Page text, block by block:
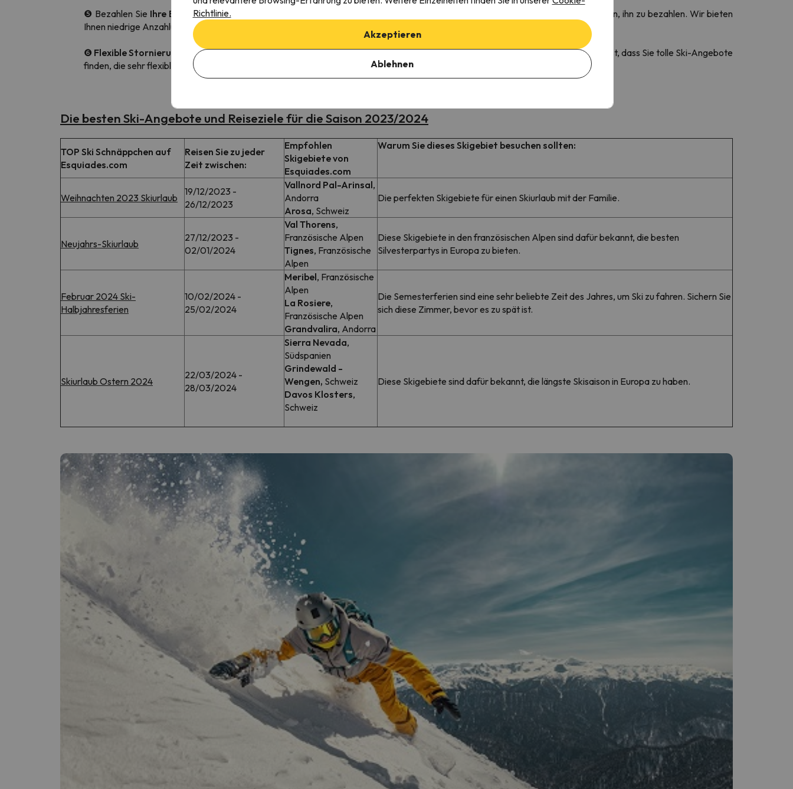
❺ Bezahlen Sie Ihre Buchung in Raten.
Ein großer Vorteil einer frühzeitigen Buchung Ihres Skiurlaubs ist, dass Sie mehr Zeit haben, ihn zu bezahlen. Wir bieten
Ihnen niedrige Anzahlungen, d.h. Sie brauchen nur eine Anzahlung von 10% zu leisten, um Ihre Buchung zu bestätigen!
❻ Flexible Stornierungsbedingungen.Wenn Sie Ihren Skiurlaub im Voraus buchen, haben Sie mehrere Möglichkeiten. Eine davon ist, dass Sie tolle Ski-Angebote
finden, die sehr flexible Stornierungsbedingungen beinhalten.
Die besten Ski-Angebote und Reiseziele für die Saison 2023/2024
TOP Ski Schnäppchen auf
Esquiades.com
Reisen Sie zu jeder
Zeit zwischen:
Empfohlen
Skigebiete von
Esquiades.com
Warum Sie dieses Skigebiet besuchen sollten:
Weihnachten 2023 Skiurlaub
19/12/2023 -
26/12/2023
Vallnord Pal-Arinsal,
Andorra
Arosa, Schweiz
Die perfekten Skigebiete für einen Skiurlaub mit der Familie.
Neujahrs-Skiurlaub
27/12/2023 -
02/01/2024
Val Thorens,
Französische Alpen
Tignes, Französische
Alpen
Diese Skigebiete in den französischen Alpen sind dafür bekannt, die besten
Silvesterpartys in Europa zu bieten.
Februar 2024 Ski-
Halbjahresferien
10/02/2024 -
25/02/2024
Meribel, Französische
Alpen
La Rosiere,
Französische Alpen
Grandvalira, Andorra
Die Semesterferien sind eine sehr beliebte Zeit des Jahres, um Ski zu fahren. Sichern Sie
sich diese Zimmer, bevor es zu spät ist.
Skiurlaub Ostern 2024
22/03/2024 -
28/03/2024
Sierra Nevada,
Südspanien
Grindewald -
Wengen, Schweiz
Davos Klosters,
Schweiz
Diese Skigebiete sind dafür bekannt, die längste Skisaison in Europa zu haben.
Richtlinie.
Akzeptieren
Ablehnen